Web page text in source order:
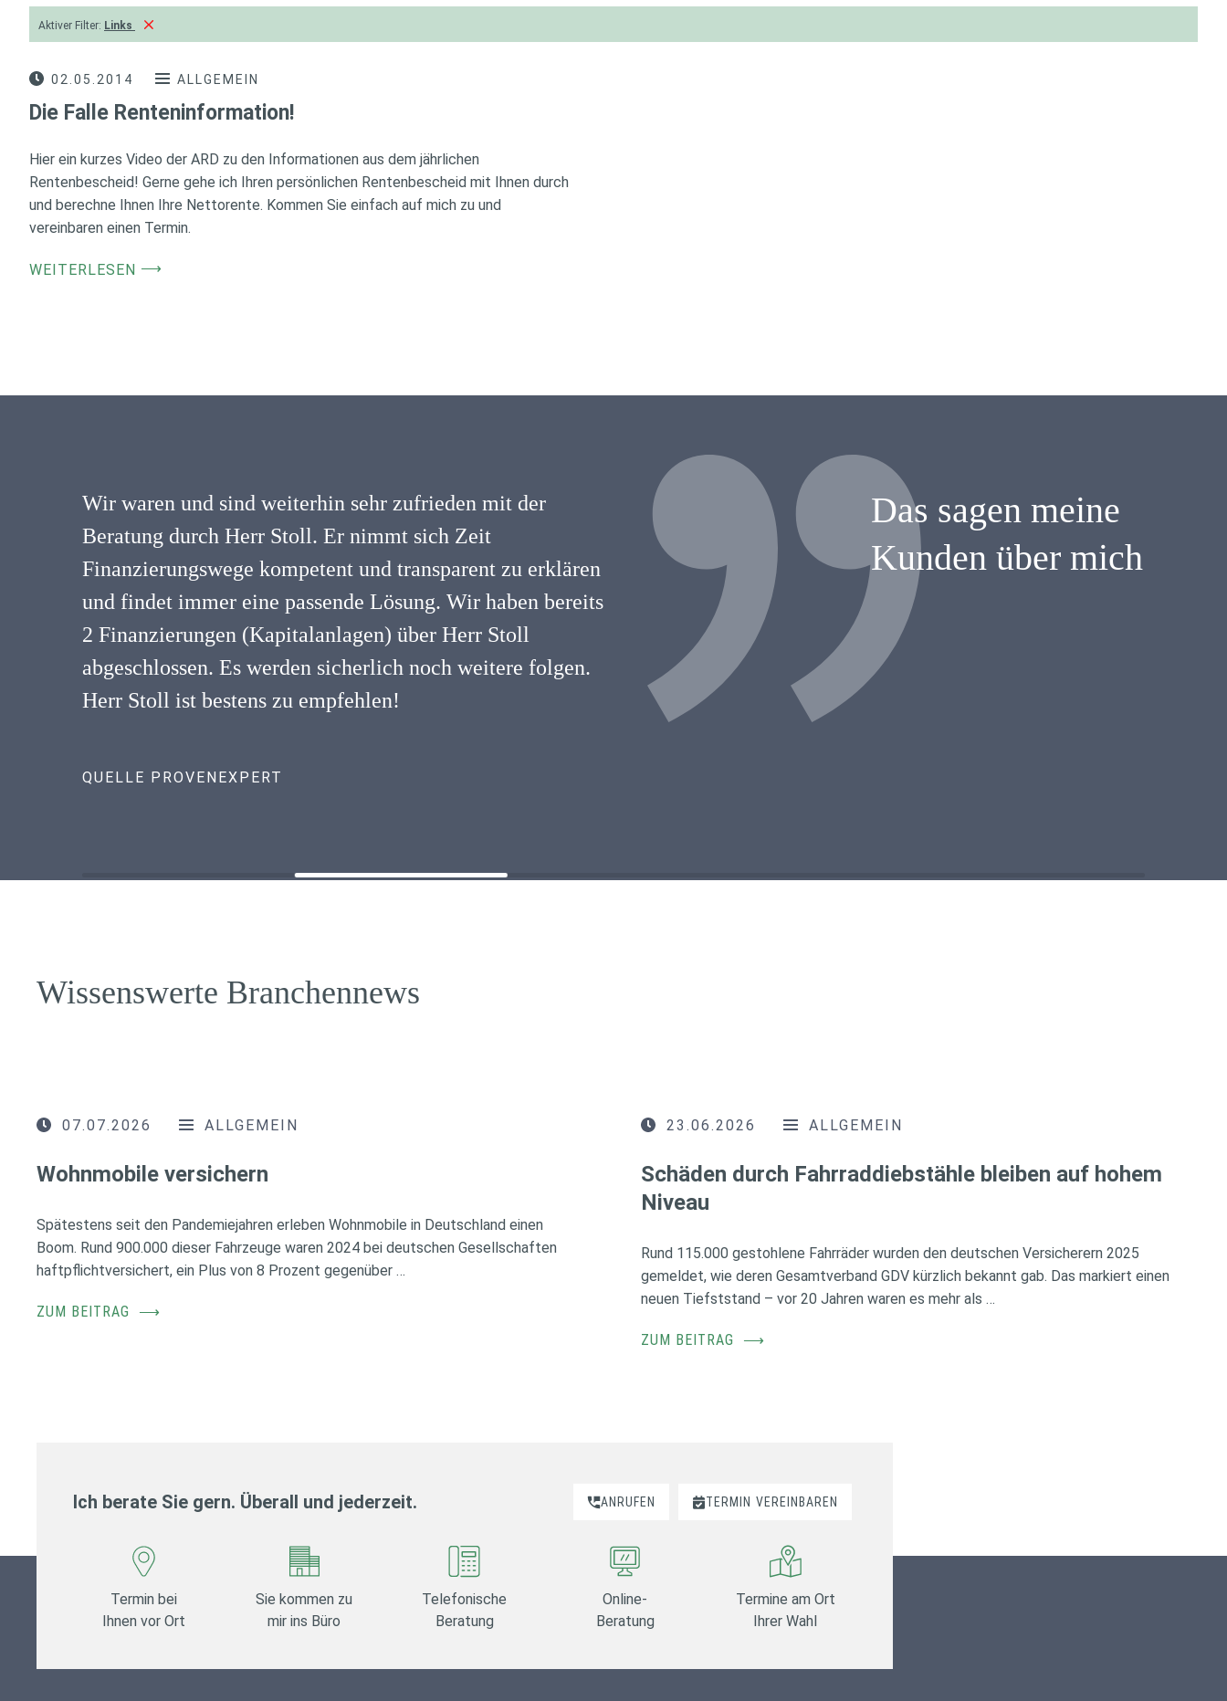
Aktiver Filter: Links
02.05.2014 ALLGEMEIN
Die Falle Renteninformation!
Hier ein kurzes Video der ARD zu den Informationen aus dem jährlichen
Rentenbescheid! Gerne gehe ich Ihren persönlichen Rentenbescheid mit Ihnen durch
und berechne Ihnen Ihre Nettorente. Kommen Sie einfach auf mich zu und
vereinbaren einen Termin.
WEITERLESEN ⟶
Das sagen meine
Kunden über mich
Wir waren und sind weiterhin sehr zufrieden mit der
Beratung durch Herr Stoll. Er nimmt sich Zeit
Finanzierungswege kompetent und transparent zu erklären
und findet immer eine passende Lösung. Wir haben bereits
2 Finanzierungen (Kapitalanlagen) über Herr Stoll
abgeschlossen. Es werden sicherlich noch weitere folgen.
Herr Stoll ist bestens zu empfehlen!
QUELLE PROVENEXPERT
Wissenswerte Branchennews
07.07.2026 ALLGEMEIN
Wohnmobile versichern
Spätestens seit den Pandemiejahren erleben Wohnmobile in Deutschland einen
Boom. Rund 900.000 dieser Fahrzeuge waren 2024 bei deutschen Gesellschaften
haftpflichtversichert, ein Plus von 8 Prozent gegenüber …
ZUM BEITRAG ⟶
23.06.2026 ALLGEMEIN
Schäden durch Fahrraddiebstähle bleiben auf hohem
Niveau
Rund 115.000 gestohlene Fahrräder wurden den deutschen Versicherern 2025
gemeldet, wie deren Gesamtverband GDV kürzlich bekannt gab. Das markiert einen
neuen Tiefststand – vor 20 Jahren waren es mehr als …
ZUM BEITRAG ⟶
Ich berate Sie gern. Überall und jederzeit. ANRUFEN TERMIN VEREINBAREN
Termin bei
Ihnen vor Ort
Sie kommen zu
mir ins Büro
Telefonische
Beratung
Online-
Beratung
Termine am Ort
Ihrer Wahl